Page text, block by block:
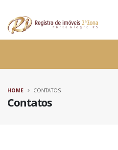
Contatos
HOME CONTATOS